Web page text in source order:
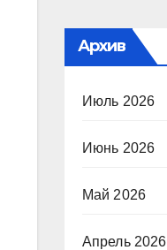
Архив
Июль 2026
Июнь 2026
Май 2026
Апрель 2026